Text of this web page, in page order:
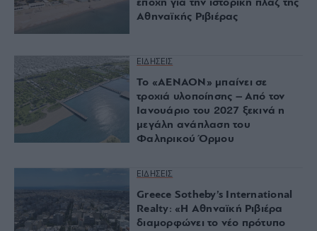
εποχή για την ιστορική πλαζ της
Αθηναϊκής Ριβιέρας
ΕΙΔΗΣΕΙΣ
Το «ΑΕΝΑΟΝ» μπαίνει σε
τροχιά υλοποίησης – Από τον
Ιανουάριο του 2027 ξεκινά η
μεγάλη ανάπλαση του
Φαληρικού Όρμου
ΕΙΔΗΣΕΙΣ
Greece Sotheby’s International
Realty: «Η Αθηναϊκή Ριβιέρα
διαμορφώνει το νέο πρότυπο